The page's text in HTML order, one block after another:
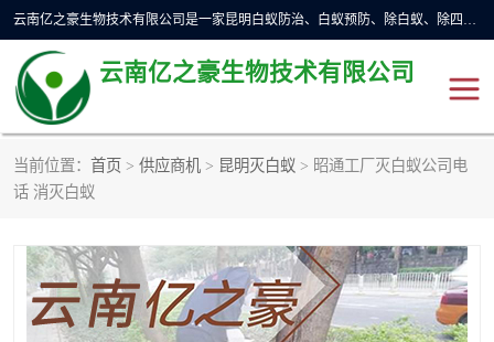
云南亿之豪生物技术有限公司是一家昆明白蚁防治、白蚁预防、除白蚁、除四害、灭蟑螂、消毒等业务的公司，公司致力于诚信经营、科技良好、讲究信誉、造福社会的理念，坚持走技术化、服务统一化,竭诚以优良的施工质量、主动的跟进服务、的管理经验，以诚信取于社会，立足于社会。
云南亿之豪生物技术有限公司
当前位置： 首页 > 供应商机 > 昆明灭白蚁 > 昭通工厂灭白蚁公司电
话 消灭白蚁
昆明灭鼠
昆明灭蟑螂 昆明杀虫
昆明除四害 昆明消杀公司